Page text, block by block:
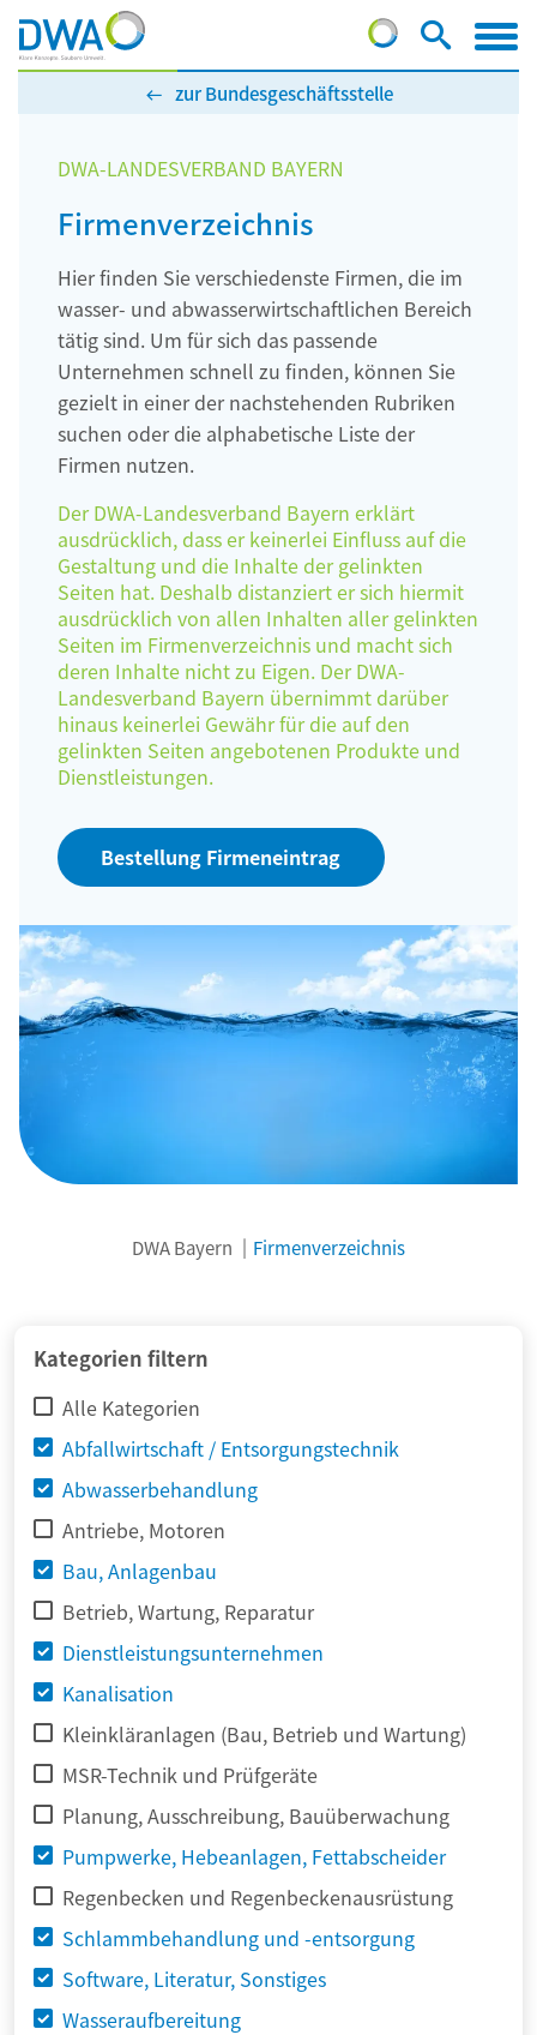
zur Bundesgeschäftsstelle
DWA-LANDESVERBAND BAYERN
Firmenverzeichnis
Hier finden Sie verschiedenste Firmen, die im
wasser- und abwasserwirtschaftlichen Bereich
tätig sind. Um für sich das passende
Unternehmen schnell zu finden, können Sie
gezielt in einer der nachstehenden Rubriken
suchen oder die alphabetische Liste der
Firmen nutzen.
Der DWA-Landesverband Bayern erklärt
ausdrücklich, dass er keinerlei Einfluss auf die
Gestaltung und die Inhalte der gelinkten
Seiten hat. Deshalb distanziert er sich hiermit
ausdrücklich von allen Inhalten aller gelinkten
Seiten im Firmenverzeichnis und macht sich
deren Inhalte nicht zu Eigen. Der DWA-
Landesverband Bayern übernimmt darüber
hinaus keinerlei Gewähr für die auf den
gelinkten Seiten angebotenen Produkte und
Dienstleistungen.
Bestellung Firmeneintrag
DWA Bayern Firmenverzeichnis
Kategorien filtern
Alle Kategorien
Abfallwirtschaft / Entsorgungstechnik
Abwasserbehandlung
Antriebe, Motoren
Bau, Anlagenbau
Betrieb, Wartung, Reparatur
Dienstleistungsunternehmen
Kanalisation
Kleinkläranlagen (Bau, Betrieb und Wartung)
MSR-Technik und Prüfgeräte
Planung, Ausschreibung, Bauüberwachung
Pumpwerke, Hebeanlagen, Fettabscheider
Regenbecken und Regenbeckenausrüstung
Schlammbehandlung und -entsorgung
Software, Literatur, Sonstiges
Wasseraufbereitung